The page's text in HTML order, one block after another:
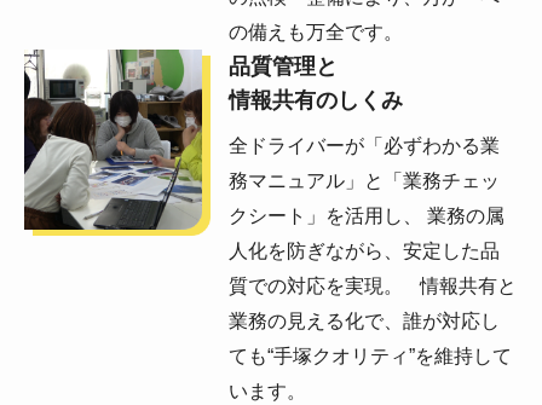
の備えも万全です。
品質管理と
情報共有のしくみ
全ドライバーが「必ずわかる業
務マニュアル」と「業務チェッ
クシート」を活用し、 業務の属
人化を防ぎながら、安定した品
質での対応を実現。 情報共有と
業務の見える化で、誰が対応し
ても“手塚クオリティ”を維持して
います。